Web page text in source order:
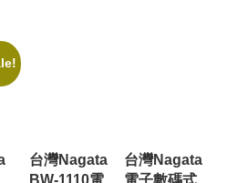
台灣Nagata
BW-1110電
台灣Nagata
電子數碼式